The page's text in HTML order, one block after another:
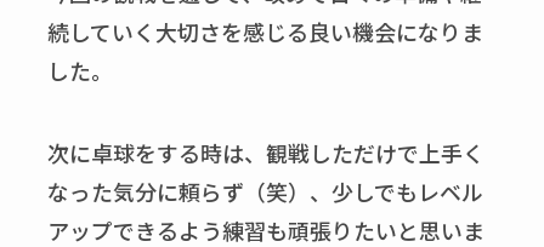
続していく大切さを感じる良い機会になりま
した。
次に卓球をする時は、観戦しただけで上手く
なった気分に頼らず（笑）、少しでもレベル
アップできるよう練習も頑張りたいと思いま